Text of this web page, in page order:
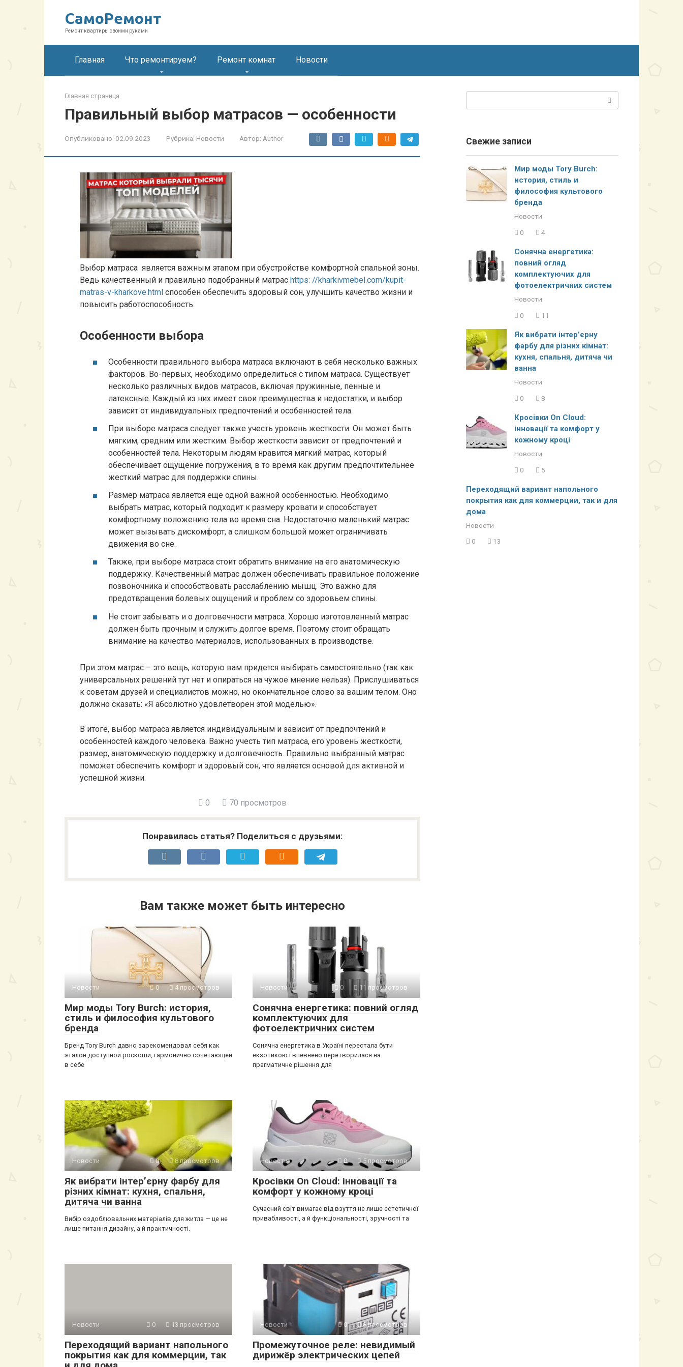
СамоРемонт
Ремонт квартиры своими руками
Главная Что ремонтируем? Ремонт комнат Новости
Главная страница
Правильный выбор матрасов — особенности
Опубликовано: 02.09.2023 Рубрика: Новости Автор: Author
Выбор матраса является важным этапом при обустройстве комфортной спальной зоны.
Ведь качественный и правильно подобранный матрас https: //kharkivmebel.com/kupit-
matras-v-kharkove.html способен обеспечить здоровый сон, улучшить качество жизни и
повысить работоспособность.
Особенности выбора
Особенности правильного выбора матраса включают в себя несколько важных
факторов. Во-первых, необходимо определиться с типом матраса. Существует
несколько различных видов матрасов, включая пружинные, пенные и
латексные. Каждый из них имеет свои преимущества и недостатки, и выбор
зависит от индивидуальных предпочтений и особенностей тела.
При выборе матраса следует также учесть уровень жесткости. Он может быть
мягким, средним или жестким. Выбор жесткости зависит от предпочтений и
особенностей тела. Некоторым людям нравится мягкий матрас, который
обеспечивает ощущение погружения, в то время как другим предпочтительнее
жесткий матрас для поддержки спины.
Размер матраса является еще одной важной особенностью. Необходимо
выбрать матрас, который подходит к размеру кровати и способствует
комфортному положению тела во время сна. Недостаточно маленький матрас
может вызывать дискомфорт, а слишком большой может ограничивать
движения во сне.
Также, при выборе матраса стоит обратить внимание на его анатомическую
поддержку. Качественный матрас должен обеспечивать правильное положение
позвоночника и способствовать расслаблению мышц. Это важно для
предотвращения болевых ощущений и проблем со здоровьем спины.
Не стоит забывать и о долговечности матраса. Хорошо изготовленный матрас
должен быть прочным и служить долгое время. Поэтому стоит обращать
внимание на качество материалов, использованных в производстве.
При этом матрас – это вещь, которую вам придется выбирать самостоятельно (так как
универсальных решений тут нет и опираться на чужое мнение нельзя). Прислушиваться
к советам друзей и специалистов можно, но окончательное слово за вашим телом. Оно
должно сказать: «Я абсолютно удовлетворен этой моделью».
В итоге, выбор матраса является индивидуальным и зависит от предпочтений и
особенностей каждого человека. Важно учесть тип матраса, его уровень жесткости,
размер, анатомическую поддержку и долговечность. Правильно выбранный матрас
поможет обеспечить комфорт и здоровый сон, что является основой для активной и
успешной жизни.
0 70 просмотров
Понравилась статья? Поделиться с друзьями:
Вам также может быть интересно
Новости 0 4 просмотров
Мир моды Tory Burch: история,
стиль и философия культового
бренда
Бренд Tory Burch давно зарекомендовал себя как
эталон доступной роскоши, гармонично сочетающей
в себе
Новости 0 11 просмотров
Сонячна енергетика: повний огляд
комплектуючих для
фотоелектричних систем
Сонячна енергетика в Україні перестала бути
екзотикою і впевнено перетворилася на
прагматичне рішення для
Новости 0 8 просмотров
Як вибрати інтер’єрну фарбу для
різних кімнат: кухня, спальня,
дитяча чи ванна
Вибір оздоблювальних матеріалів для житла — це не
лише питання дизайну, а й практичності.
Новости 0 5 просмотров
Кросівки On Cloud: інновації та
комфорт у кожному кроці
Сучасний світ вимагає від взуття не лише естетичної
привабливості, а й функціональності, зручності та
Новости 0 13 просмотров
Переходящий вариант напольного
покрытия как для коммерции, так
Новости 0 8 просмотров
Промежуточное реле: невидимый
дирижёр электрических цепей
Свежие записи
Мир моды Tory Burch:
история, стиль и
философия культового
бренда
Новости
0
4
Сонячна енергетика:
повний огляд
комплектуючих для
фотоелектричних систем
Новости
0
11
Як вибрати інтер’єрну
фарбу для різних кімнат:
кухня, спальня, дитяча чи
ванна
Новости
0
8
Кросівки On Cloud:
інновації та комфорт у
кожному кроці
Новости
0
5
Переходящий вариант напольного
покрытия как для коммерции, так и для
дома
Новости
0
13